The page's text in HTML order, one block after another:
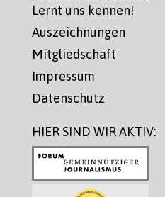
Lernt uns kennen!
Auszeichnungen
Mitgliedschaft
Impressum
Datenschutz
HIER SIND WIR AKTIV: